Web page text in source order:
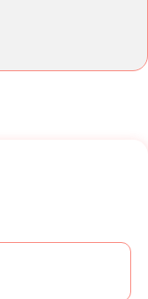
WhatsApp
na Viberu